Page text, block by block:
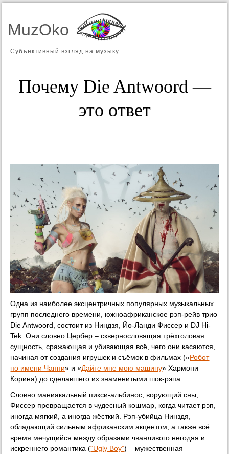
MuzOko
Субъективный взгляд на музыку
Почему Die Antwoord —
это ответ
Одна из наиболее эксцентричных популярных музыкальных
групп последнего времени, южноафриканское рэп-рейв трио
Die Antwoord, состоит из Ниндзя, Йо-Ланди Фиссер и DJ Hi-
Tek. Они словно Цербер – сквернословящая трёхголовая
сущность, сражающая и убивающая всё, чего они касаются,
начиная от создания игрушек и съёмок в фильмах («Робот
по имени Чаппи» и «Дайте мне мою машину» Хармони
Корина) до сделавшего их знаменитыми шок-рэпа.
Словно маниакальный пикси-альбинос, ворующий сны,
Фиссер превращается в чудесный кошмар, когда читает рэп,
иногда мягкий, а иногда жёсткий. Рэп-убийца Нинздя,
обладающий сильным африканским акцентом, а также всё
время мечущийся между образами чванливого негодяя и
искреннего романтика (“Ugly Boy”) – мужественная